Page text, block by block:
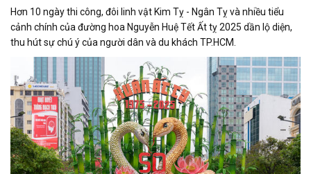
Hơn 10 ngày thi công, đôi linh vật Kim Tỵ - Ngân Tỵ và nhiều tiểu
cảnh chính của đường hoa Nguyễn Huệ Tết Ất tỵ 2025 dần lộ diện,
thu hút sự chú ý của người dân và du khách TP.HCM.